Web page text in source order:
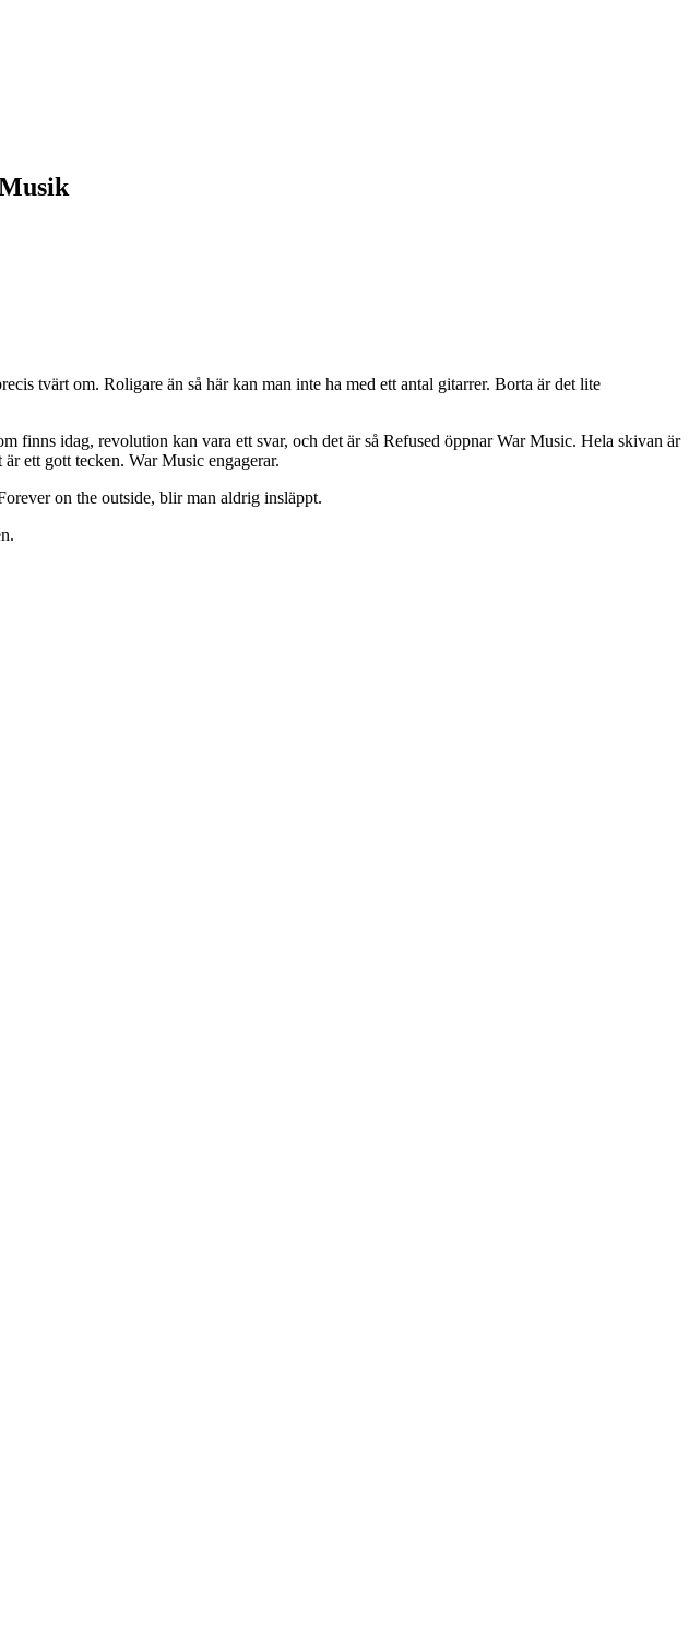
tvärt om. Roligare än så här kan man inte ha med ett antal gitarrer. Borta är det lite
finns idag, revolution kan vara ett svar, och det är så Refused öppnar War Music. Hela skivan är
ett gott tecken. War Music engagerar.
on the outside, blir man aldrig insläppt.